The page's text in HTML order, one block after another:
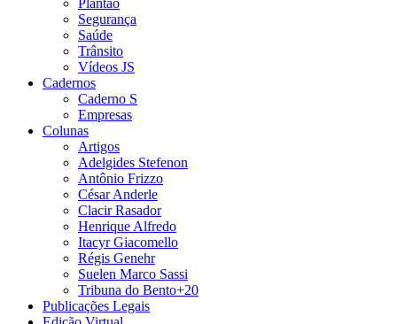
Plantão
Segurança
Saúde
Trânsito
Vídeos JS
Cadernos
Caderno S
Empresas
Colunas
Artigos
Adelgides Stefenon
Antônio Frizzo
César Anderle
Clacir Rasador
Henrique Alfredo
Itacyr Giacomello
Régis Genehr
Suelen Marco Sassi
Tribuna do Bento+20
Publicações Legais